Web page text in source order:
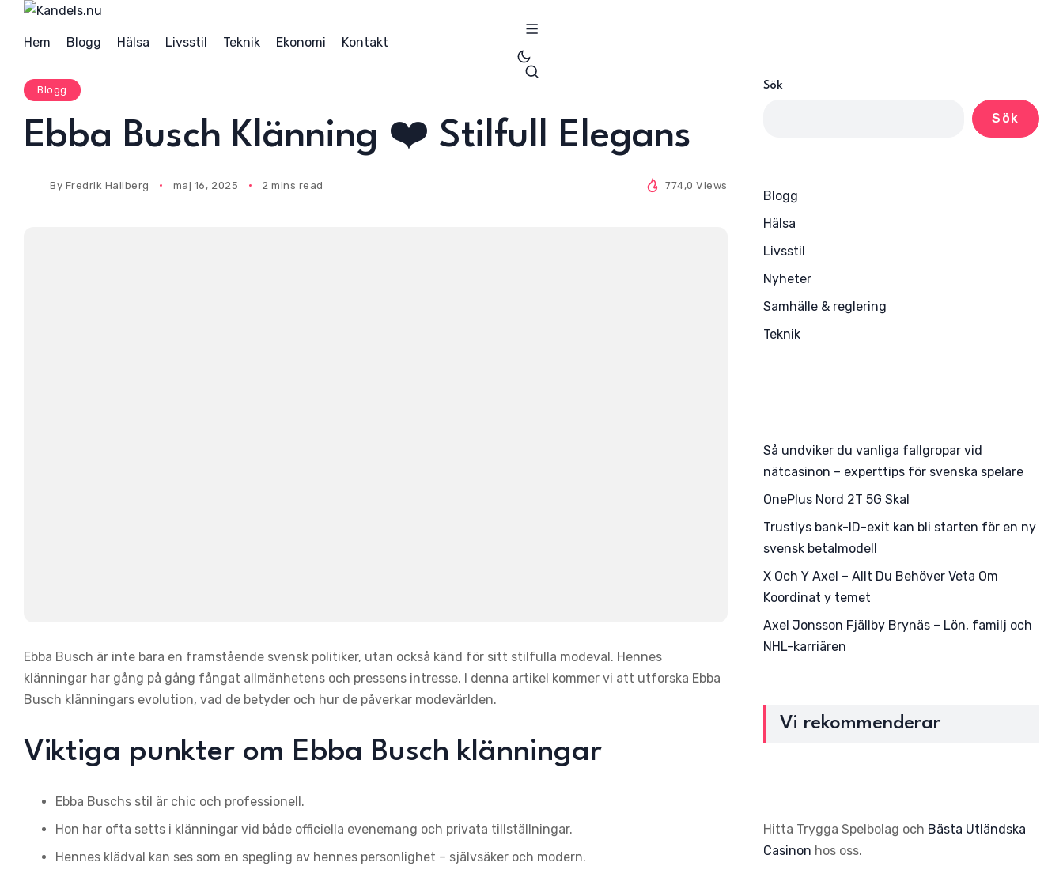
Hem Blogg Hälsa Livsstil Teknik Ekonomi Kontakt
Blogg
Ebba Busch Klänning ❤️ Stilfull Elegans
By Fredrik Hallberg maj 16, 2025 2 mins read 774,0 Views
Ebba Busch är inte bara en framstående svensk politiker, utan också känd för sitt stilfulla modeval. Hennes
klänningar har gång på gång fångat allmänhetens och pressens intresse. I denna artikel kommer vi att utforska Ebba
Busch klänningars evolution, vad de betyder och hur de påverkar modevärlden.
Viktiga punkter om Ebba Busch klänningar
Ebba Buschs stil är chic och professionell.
Hon har ofta setts i klänningar vid både officiella evenemang och privata tillställningar.
Hennes klädval kan ses som en spegling av hennes personlighet – självsäker och modern.
Sök
Sök
Blogg
Hälsa
Livsstil
Nyheter
Samhälle & reglering
Teknik
Så undviker du vanliga fallgropar vid
nätcasinon – experttips för svenska spelare
OnePlus Nord 2T 5G Skal
Trustlys bank-ID-exit kan bli starten för en ny
svensk betalmodell
X Och Y Axel – Allt Du Behöver Veta Om
Koordinat y temet
Axel Jonsson Fjällby Brynäs – Lön, familj och
NHL-karriären
Vi rekommenderar
Hitta Trygga Spelbolag och Bästa Utländska
Casinon hos oss.